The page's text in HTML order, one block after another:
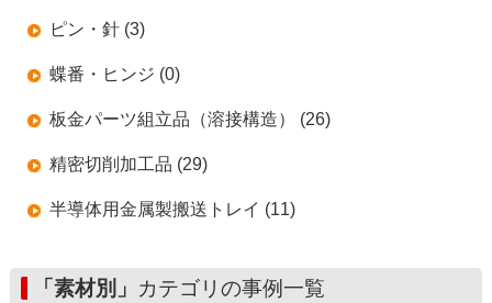
ピン・針 (3)
蝶番・ヒンジ (0)
板金パーツ組立品（溶接構造） (26)
精密切削加工品 (29)
半導体用金属製搬送トレイ (11)
「素材別」 カテゴリの事例一覧